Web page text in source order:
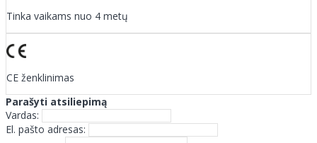
Tinka vaikams nuo 4 metų
CE ženklinimas
Parašyti atsiliepimą
Vardas:
El. pašto adresas: